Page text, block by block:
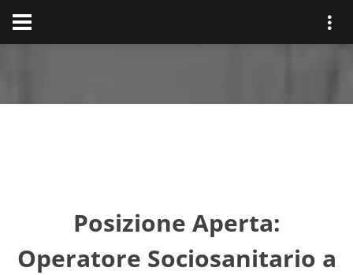
Posizione Aperta:
Operatore Sociosanitario a